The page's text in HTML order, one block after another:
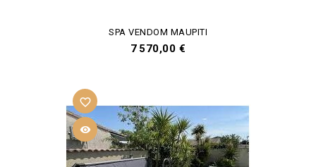
SPA VENDOM MAUPITI
Prix
7 570,00 €

favorite_border